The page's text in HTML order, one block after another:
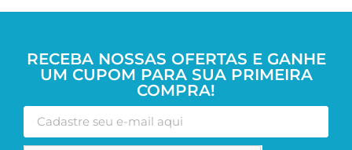
RECEBA NOSSAS OFERTAS E GANHE
UM CUPOM PARA SUA PRIMEIRA
COMPRA!